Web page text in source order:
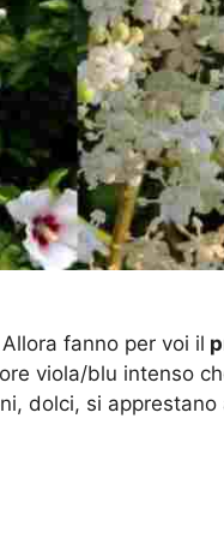
fanno per voi il
viola/blu intenso
dolci, si apprestano